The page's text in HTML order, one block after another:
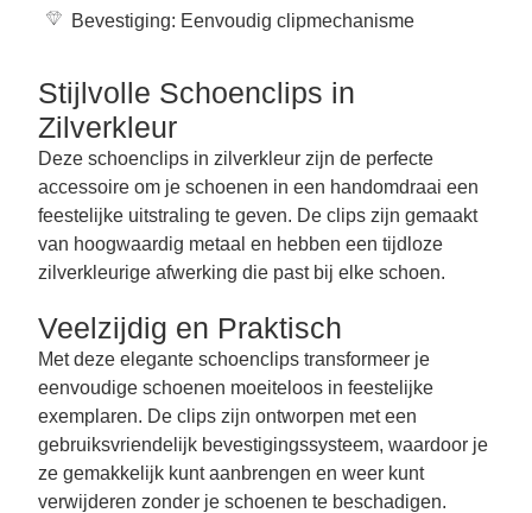
Bevestiging: Eenvoudig clipmechanisme
Stijlvolle Schoenclips in
Zilverkleur
Deze schoenclips in zilverkleur zijn de perfecte
accessoire om je schoenen in een handomdraai een
feestelijke uitstraling te geven. De clips zijn gemaakt
van hoogwaardig metaal en hebben een tijdloze
zilverkleurige afwerking die past bij elke schoen.
Veelzijdig en Praktisch
Met deze elegante schoenclips transformeer je
eenvoudige schoenen moeiteloos in feestelijke
exemplaren. De clips zijn ontworpen met een
gebruiksvriendelijk bevestigingssysteem, waardoor je
ze gemakkelijk kunt aanbrengen en weer kunt
verwijderen zonder je schoenen te beschadigen.